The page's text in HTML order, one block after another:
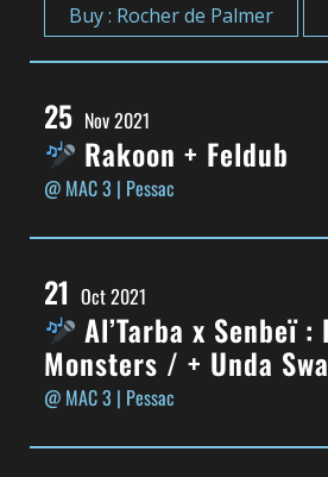
Buy : Rocher de Palmer
25 Nov 2021
Rakoon + Feldub
@ MAC 3 | Pessac
21 Oct 2021
Al’Tarba x Senbeï :
Monsters / + Unda
@ MAC 3 | Pessac